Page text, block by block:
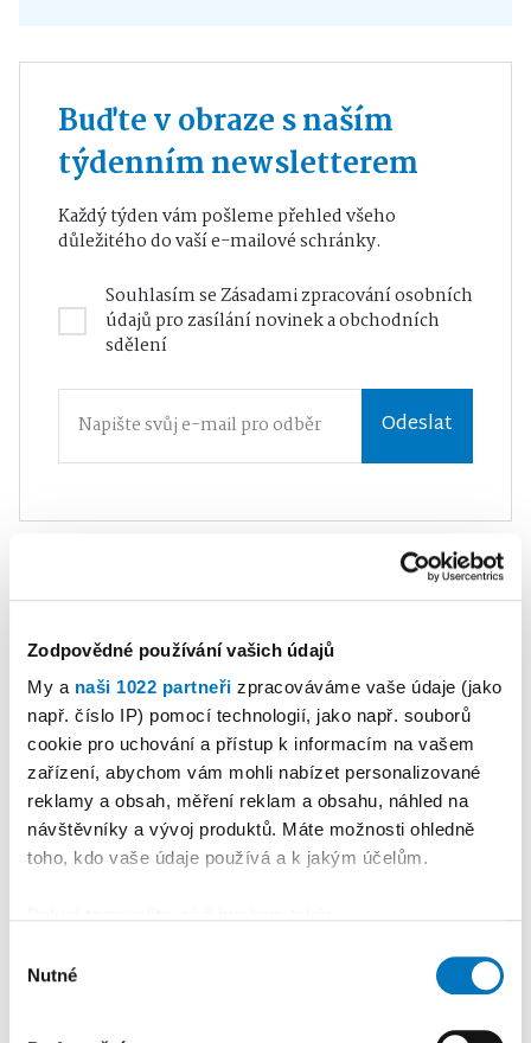
Zodpovědné používání vašich údajů
My a naši 1022 partneři zpracováváme vaše údaje (jako
např. číslo IP) pomocí technologií, jako např. souborů
cookie pro uchování a přístup k informacím na vašem
zařízení, abychom vám mohli nabízet personalizované
reklamy a obsah, měření reklam a obsahu, náhled na
návštěvníky a vývoj produktů. Máte možnosti ohledně
toho, kdo vaše údaje používá a k jakým účelům.
poloze, které mohou být přesné na několik metrů
skenování pro konkrétní charakteristiky (otisk prstu)
souhlasu
Nutné
Buďte v obraze s naším
týdenním newsletterem
Každý týden vám pošleme přehled všeho
důležitého do vaší e-mailové schránky.
Souhlasím seZásadami zpracování osobních
údajůpro zasílání novinek a obchodních
sdělení
Odeslat
NEJČTENĚJŠÍ V KATEGORII
1 Kultura•Polanka fest 2026:
Festival žánrově vyhraněný,
atmosférou ale neměnný
2
i rosničku zachránil statečný